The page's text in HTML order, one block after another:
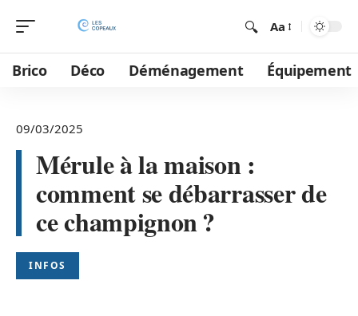
Aa
Brico Déco Déménagement Équipement
09/03/2025
Mérule à la maison :
comment se débarrasser de
ce champignon ?
INFOS